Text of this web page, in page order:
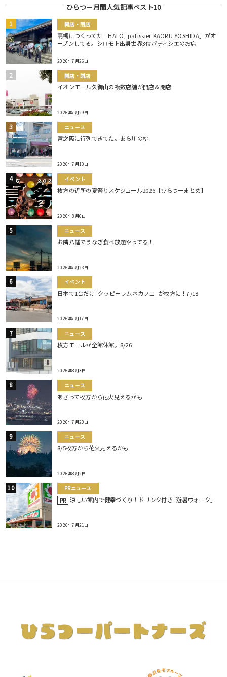
ひらつー月間人気記事ベスト10
開店・閉店
高槻につくってた「HALO, patissier KAORU YOSHIDA」がオ
ープンしてる。シロモト出身世界3位パティシエのお店
2026年7月26日
開店・閉店
イオンモール久御山の複数店舗が開店＆閉店
2026年7月29日
ニュース
宮之阪に行列できてた。あら川の桃
2026年7月10日
イベント
枚方の近所の夏祭りスケジュール2026【ひらつーまとめ】
2026年8月6日
ニュース
お隣八幡でうなぎ食べ放題やってる！
2026年7月23日
イベント
日本で1台だけ｢クッピーラムネカフェ｣が枚方に！7/18
2026年7月17日
ニュース
枚方モールが全館休館。8/26
2026年8月3日
ニュース
あさって枚方から花火見えるかも
2026年7月20日
ニュース
8/5枚方から花火見えるかも
2026年8月2日
PRニュース
PR 涼しい館内で健幸づくり！ドリンク付き｢避暑ウォーク｣
2026年7月21日